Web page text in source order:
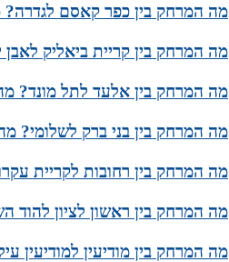
מה המרחק בין כפר קאסם לגדרה?
מה המרחק בין קריית ביאליק לאבן
מה המרחק בין אלעד לתל מונד?
מה המרחק בין בני ברק לשלומי?
מה המרחק בין רחובות לקריית
מה המרחק בין ראשון לציון להוד
מה המרחק בין מודיעין למודיעין